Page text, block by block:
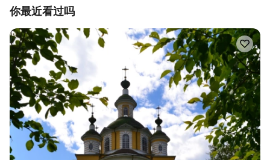
你最近看过吗